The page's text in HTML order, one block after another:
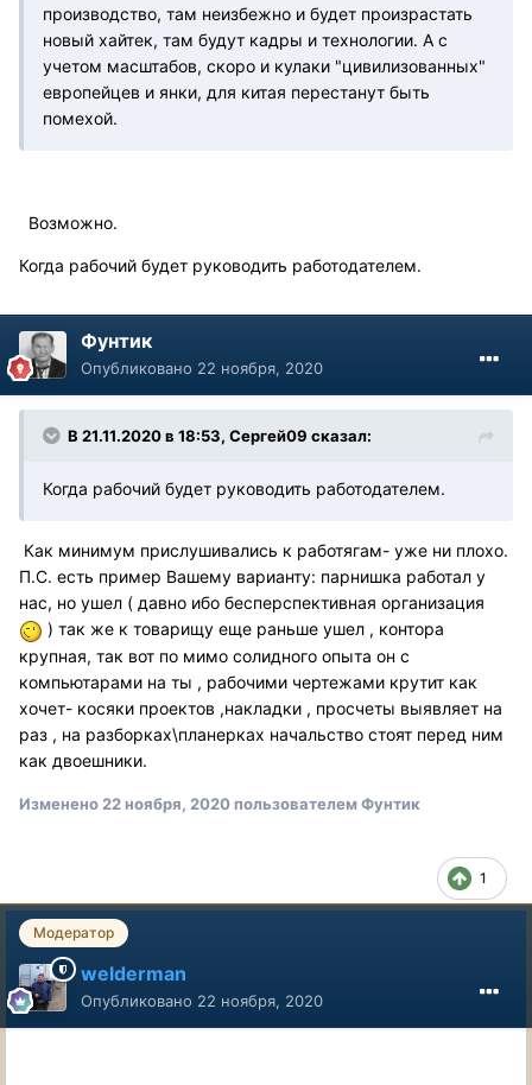
производство, там неизбежно и будет произрастать
новый хайтек, там будут кадры и технологии. А с
учетом масштабов, скоро и кулаки "цивилизованных"
европейцев и янки, для китая перестанут быть
помехой.
Возможно.
Когда рабочий будет руководить работодателем.
Фунтик
Опубликовано 22 ноября, 2020
В 21.11.2020 в 18:53, Сергей09 сказал:
Когда рабочий будет руководить работодателем.
Как минимум прислушивались к работягам- уже ни плохо.
П.С. есть пример Вашему варианту: парнишка работал у
нас, но ушел ( давно ибо бесперспективная организация
) так же к товарищу еще раньше ушел , контора
крупная, так вот по мимо солидного опыта он с
компьютарами на ты , рабочими чертежами крутит как
хочет- косяки проектов ,накладки , просчеты выявляет на
раз , на разборках\планерках начальство стоят перед ним
как двоешники.
Изменено 22 ноября, 2020пользователем Фунтик
1
Модератор
welderman
Опубликовано 22 ноября, 2020